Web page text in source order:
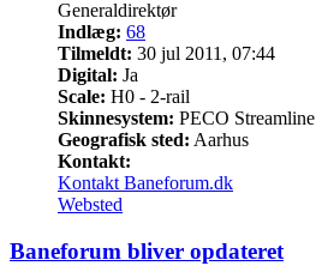
Generaldirektør
Indlæg: 68
Tilmeldt: 30 jul 2011, 07:44
Digital: Ja
Scale: H0 - 2-rail
Skinnesystem: PECO Streamline
Geografisk sted: Aarhus
Kontakt:
Kontakt Baneforum.dk
Websted
Baneforum bliver opdateret